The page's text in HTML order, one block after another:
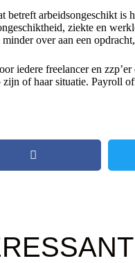
betreft arbeidsongeschikt is
ziekte en
over aan een
iedere freelancer en
zijn of haar situatie. Payroll